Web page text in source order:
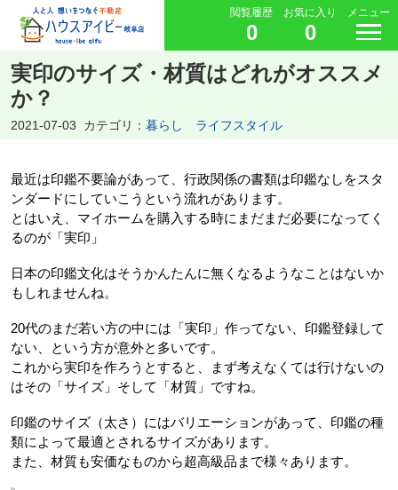
閲覧履歴
0
お気に入り
0
メニュー
実印のサイズ・材質はどれがオススメ
か？
2021-07-03 カテゴリ： 暮らし ライフスタイル
最近は印鑑不要論があって、行政関係の書類は印鑑なしをスタ
ンダードにしていこうという流れがあります。
とはいえ、マイホームを購入する時にまだまだ必要になってく
るのが「実印」
日本の印鑑文化はそうかんたんに無くなるようなことはないか
もしれませんね。
20代のまだ若い方の中には「実印」作ってない、印鑑登録して
ない、という方が意外と多いです。
これから実印を作ろうとすると、まず考えなくては行けないの
はその「サイズ」そして「材質」ですね。
印鑑のサイズ（太さ）にはバリエーションがあって、印鑑の種
類によって最適とされるサイズがあります。
また、材質も安価なものから超高級品まで様々あります。